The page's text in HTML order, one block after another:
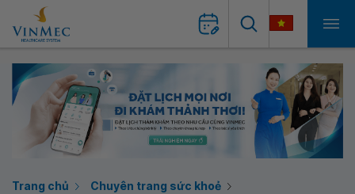
Trang chủ
Chuyên trang sức khoẻ